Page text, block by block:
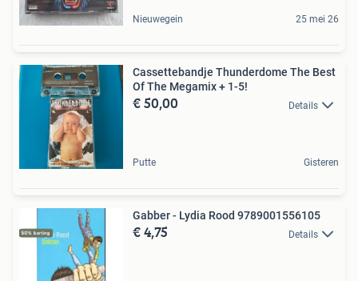
Nieuwegein 25 mei 26
Cassettebandje Thunderdome The Best
Of The Megamix + 1-5!
€ 50,00 Details
Putte Gisteren
Gabber - Lydia Rood 9789001556105
€ 4,75 Details